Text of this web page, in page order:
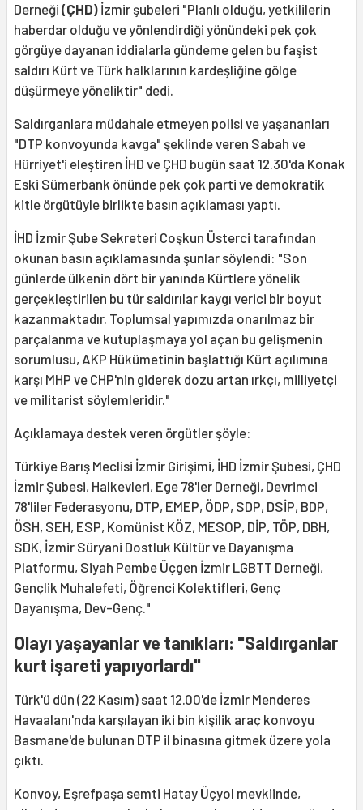
Derneği (ÇHD) İzmir şubeleri "Planlı olduğu, yetkililerin
haberdar olduğu ve yönlendirdiği yönündeki pek çok
görgüye dayanan iddialarla gündeme gelen bu faşist
saldırı Kürt ve Türk halklarının kardeşliğine gölge
düşürmeye yöneliktir" dedi.
Saldırganlara müdahale etmeyen polisi ve yaşananları
"DTP konvoyunda kavga" şeklinde veren Sabah ve
Hürriyet'i eleştiren İHD ve ÇHD bugün saat 12.30'da Konak
Eski Sümerbank önünde pek çok parti ve demokratik
kitle örgütüyle birlikte basın açıklaması yaptı.
İHD İzmir Şube Sekreteri Coşkun Üsterci tarafından
okunan basın açıklamasında şunlar söylendi: "Son
günlerde ülkenin dört bir yanında Kürtlere yönelik
gerçekleştirilen bu tür saldırılar kaygı verici bir boyut
kazanmaktadır. Toplumsal yapımızda onarılmaz bir
parçalanma ve kutuplaşmaya yol açan bu gelişmenin
sorumlusu, AKP Hükümetinin başlattığı Kürt açılımına
karşı MHP ve CHP'nin giderek dozu artan ırkçı, milliyetçi
ve militarist söylemleridir."
Açıklamaya destek veren örgütler şöyle:
Türkiye Barış Meclisi İzmir Girişimi, İHD İzmir Şubesi, ÇHD
İzmir Şubesi, Halkevleri, Ege 78'ler Derneği, Devrimci
78'liler Federasyonu, DTP, EMEP, ÖDP, SDP, DSİP, BDP,
ÖSH, SEH, ESP, Komünist KÖZ, MESOP, DİP, TÖP, DBH,
SDK, İzmir Süryani Dostluk Kültür ve Dayanışma
Platformu, Siyah Pembe Üçgen İzmir LGBTT Derneği,
Gençlik Muhalefeti, Öğrenci Kolektifleri, Genç
Dayanışma, Dev-Genç."
Olayı yaşayanlar ve tanıkları: "Saldırganlar
kurt işareti yapıyorlardı"
Türk'ü dün (22 Kasım) saat 12.00'de İzmir Menderes
Havaalanı'nda karşılayan iki bin kişilik araç konvoyu
Basmane'de bulunan DTP il binasına gitmek üzere yola
çıktı.
Konvoy, Eşrefpaşa semti Hatay Üçyol mevkiinde,